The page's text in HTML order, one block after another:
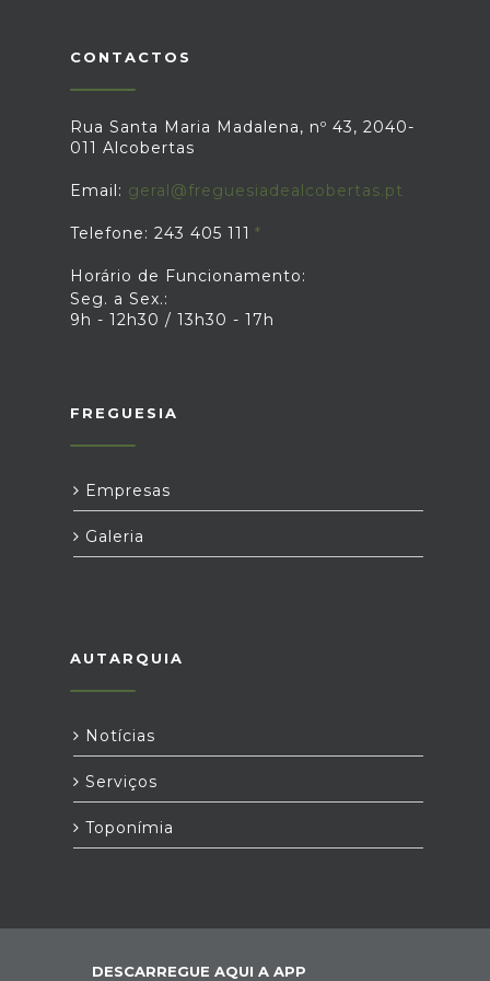
arquitetura árabe e únicas no nosso
Capela de Santo Amaro, contruída em
Sourões, encontramos um cruzeiro
evocativo de uma trágica perda. Por fim
podemos observar a Serra do Candeeiros.
CONTACTOS
Rua Santa Maria Madalena, nº 43, 2040-
011 Alcobertas
Email: geral@freguesiadealcobertas.pt
Telefone: 243 405 111
Horário de Funcionamento:
Seg. a Sex.:
9h - 12h30 / 13h30 - 17h
FREGUESIA
Empresas
Galeria
AUTARQUIA
Notícias
Serviços
Toponímia
DESCARREGUE AQUI A APP